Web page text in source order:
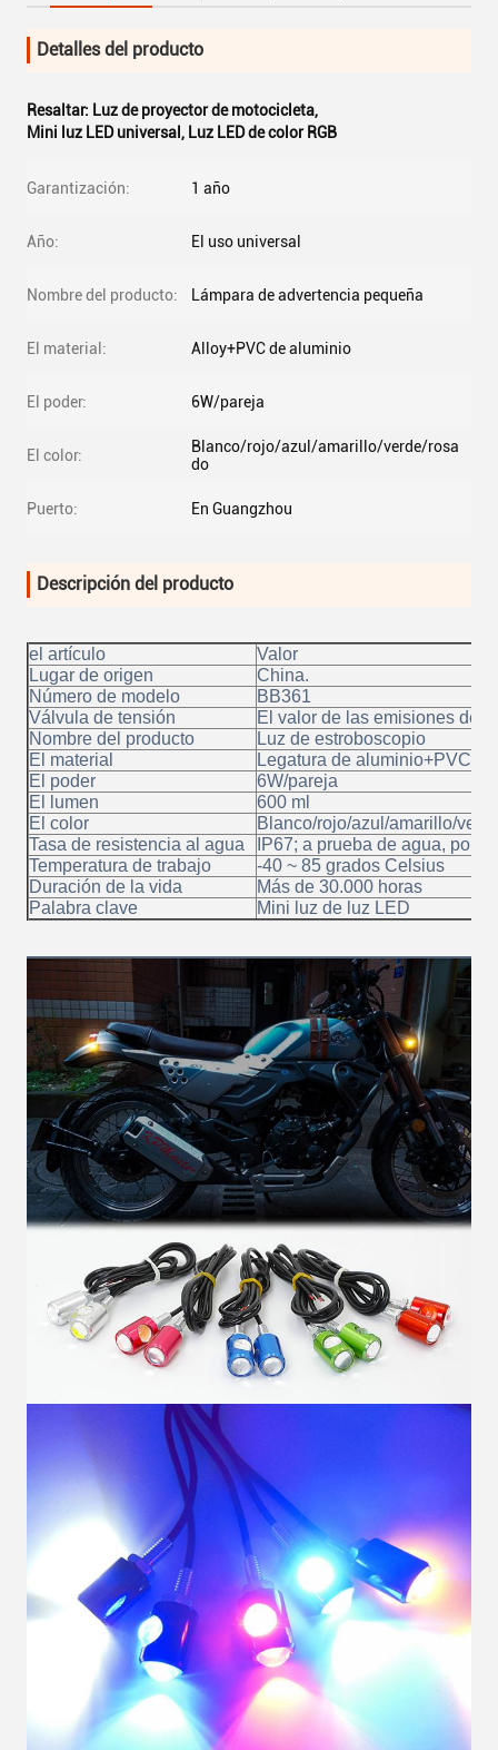
Detalles del producto
Resaltar: Luz de proyector de motocicleta,
Mini luz LED universal , Luz LED de color RGB
Garantización: 1 año
Año: El uso universal
Nombre del producto: Lámpara de advertencia pequeña
El material: Alloy+PVC de aluminio
El poder: 6W/pareja
El color:
Blanco/rojo/azul/amarillo/verde/rosa
do
Puerto: En Guangzhou
Descripción del producto
el artículo
Valor
Lugar de origen
China.
Número de modelo
BB361
Válvula de tensión
El valor de las emisiones de
Nombre del producto
Luz de estroboscopio
El material
Legatura de aluminio+PVC
El poder
6W/pareja
El lumen
600 ml
El color
Blanco/rojo/azul/amarillo/
Tasa de resistencia al agua
IP67; a prueba de agua,
Temperatura de trabajo
-40 ~ 85 grados Celsius
Duración de la vida
Más de 30.000 horas
Palabra clave
Mini luz de luz LED